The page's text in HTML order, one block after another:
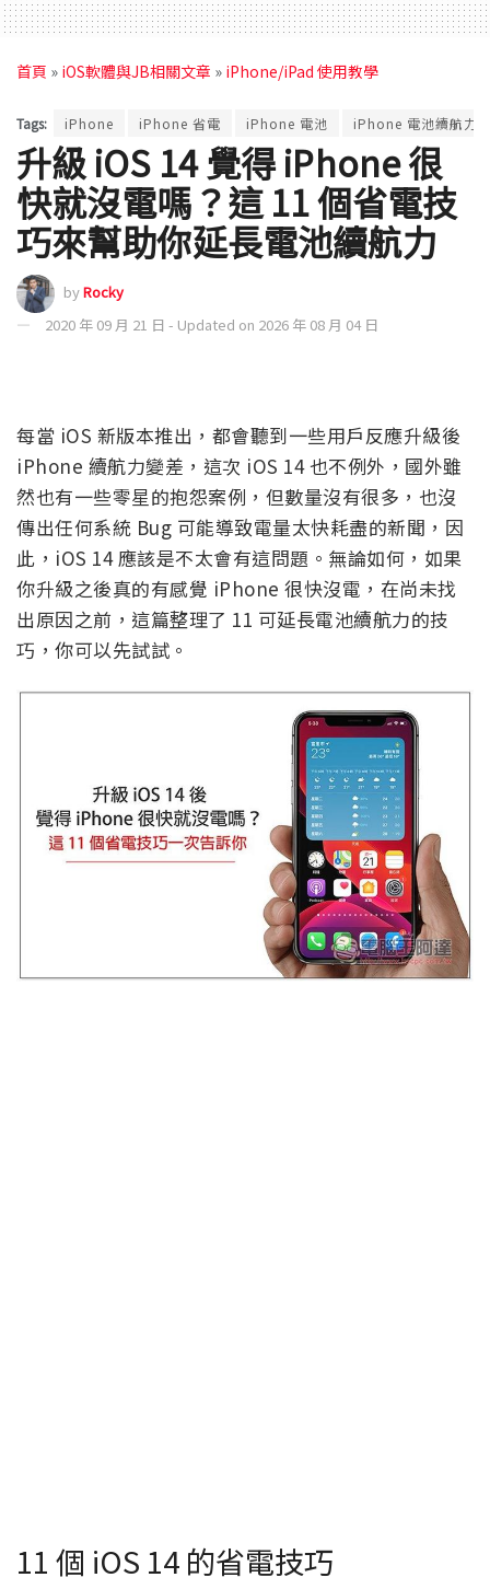
首頁 » iOS軟體與JB相關文章 » iPhone/iPad 使用教學
Tags: iPhone iPhone 省電 iPhone 電池 iPhone 電池續航力
升級 iOS 14 覺得 iPhone 很
快就沒電嗎？這 11 個省電技
巧來幫助你延長電池續航力
byRocky
2020 年 09 月 21 日 - Updated on 2026 年 08 月 04 日
每當 iOS 新版本推出，都會聽到一些用戶反應升級後
iPhone 續航力變差，這次 iOS 14 也不例外，國外雖
然也有一些零星的抱怨案例，但數量沒有很多，也沒
傳出任何系統 Bug 可能導致電量太快耗盡的新聞，因
此，iOS 14 應該是不太會有這問題。無論如何，如果
你升級之後真的有感覺 iPhone 很快沒電，在尚未找
出原因之前，這篇整理了 11 可延長電池續航力的技
巧，你可以先試試。
11 個 iOS 14 的省電技巧